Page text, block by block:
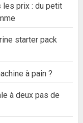
les prix : du petit
starter pack
à pain ?
à deux pas de